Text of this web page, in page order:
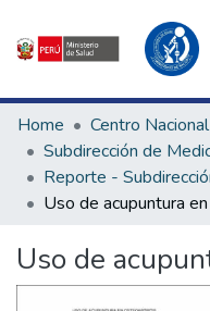
Communities & Collections
All of DSpace
Statistics
Estadísticas Externas
Enlaces de interés ▾
Home
Uso de